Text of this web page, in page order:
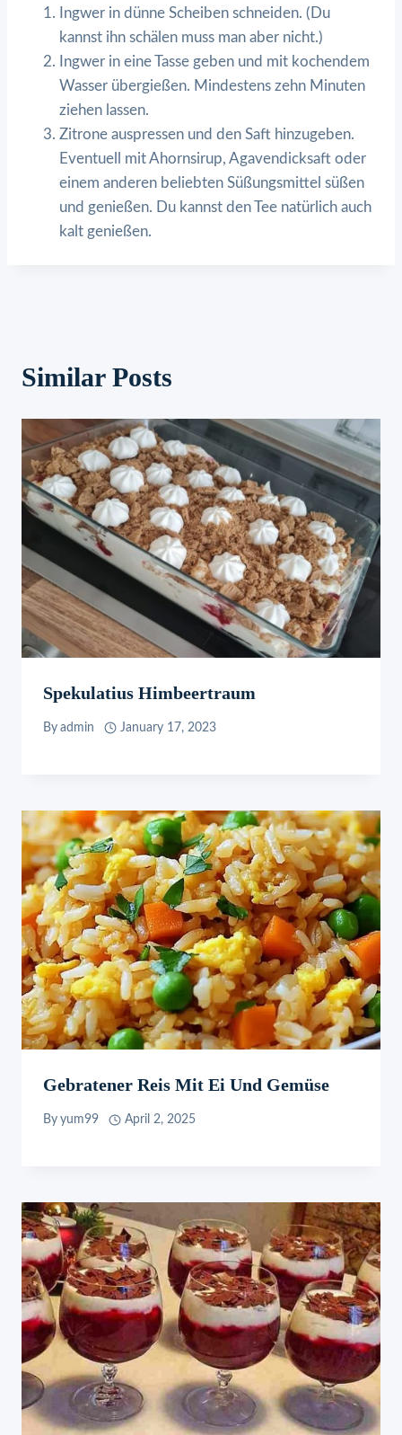
Ingwer in dünne Scheiben schneiden. (Du
kannst ihn schälen muss man aber nicht.)
Ingwer in eine Tasse geben und mit kochendem
Wasser übergießen. Mindestens zehn Minuten
ziehen lassen.
Zitrone auspressen und den Saft hinzugeben.
Eventuell mit Ahornsirup, Agavendicksaft oder
einem anderen beliebten Süßungsmittel süßen
und genießen. Du kannst den Tee natürlich auch
kalt genießen.
Similar Posts
Spekulatius Himbeertraum
By admin January 17, 2023
Gebratener Reis Mit Ei Und Gemüse
By yum99 April 2, 2025